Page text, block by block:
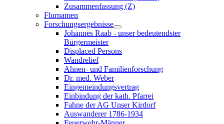
Zusammenfassung (Z)
Flurnamen
Forschungsergebnisse
Johannes Raab - unser bedeutendster
Bürgermeister
Displaced Persons
Wandrelief
Ahnen- und Familienforschung
Dr. med. Weber
Eingemeindungsvertrag
Einbindung der kath. Pfarrei
Fahne der AG Unser Kirdorf
Auswanderer 1786-1934